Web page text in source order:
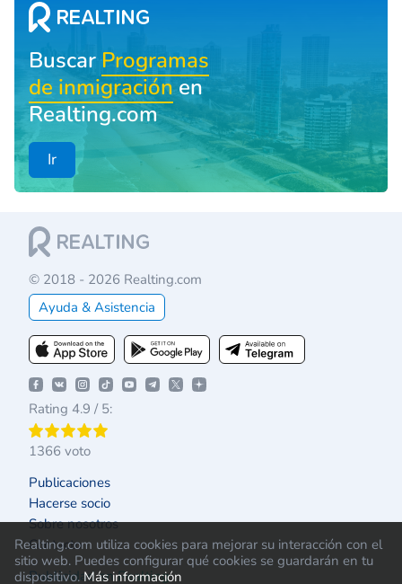
Realting.com utiliza cookies para mejorar su interacción con el
sitio web. Puedes configurar qué cookies se guardarán en tu
dispositivo. Más información
Buscar Programas
de inmigraciónen
Realting.com
Ir
© 2018 - 2026 Realting.com
Ayuda & Asistencia
Rating 4.9 / 5:
1366 voto
Publicaciones
Hacerse socio
Sobre nosotros
Contacto
Publicidad en Realting